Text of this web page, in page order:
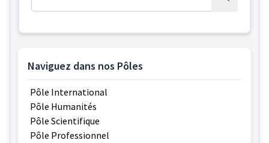
Rechercher
Naviguez dans nos Pôles
Pôle International
Pôle Humanités
Pôle Scientifique
Pôle Professionnel